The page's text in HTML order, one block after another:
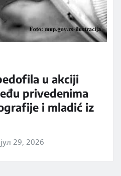
u akciji
privedenima
i mladić iz
јул 29, 2026